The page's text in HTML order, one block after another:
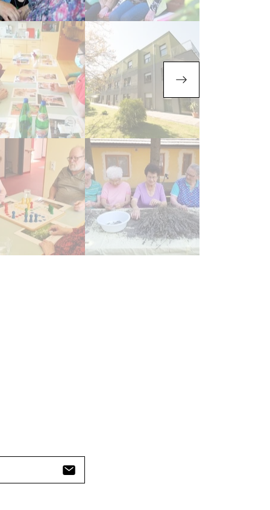
finden unterschiedliche Aktivierungsangebote mit